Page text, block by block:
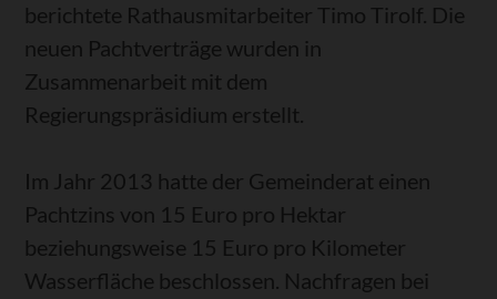
berichtete Rathausmitarbeiter Timo Tirolf. Die
neuen Pachtverträge wurden in
Zusammenarbeit mit dem
Regierungspräsidium erstellt.
Im Jahr 2013 hatte der Gemeinderat einen
Pachtzins von 15 Euro pro Hektar
beziehungsweise 15 Euro pro Kilometer
Wasserfläche beschlossen. Nachfragen bei